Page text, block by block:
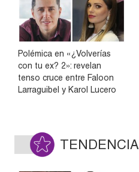
Polémica en «¿Volverías
con tu ex? 2»: revelan
tenso cruce entre Faloon
Larraguibel y Karol Lucero
TENDENCIA